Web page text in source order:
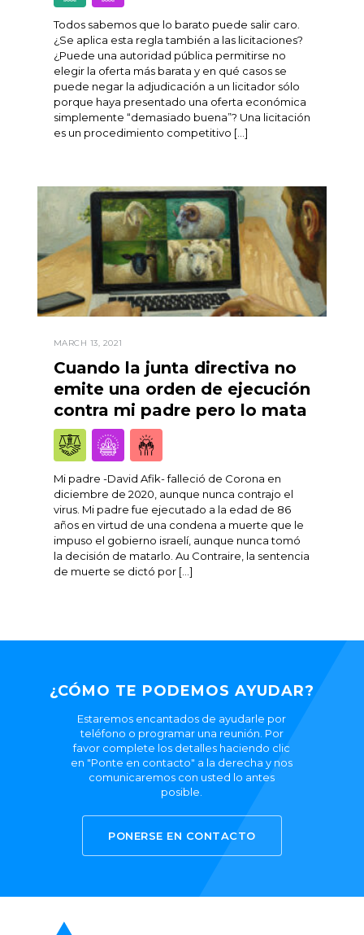
Todos sabemos que lo barato puede salir caro.
¿Se aplica esta regla también a las licitaciones?
¿Puede una autoridad pública permitirse no
elegir la oferta más barata y en qué casos se
puede negar la adjudicación a un licitador sólo
porque haya presentado una oferta económica
simplemente “demasiado buena”? Una licitación
es un procedimiento competitivo […]
MARCH 13, 2021
Cuando la junta directiva no
emite una orden de ejecución
contra mi padre pero lo mata
Mi padre -David Afik- falleció de Corona en
diciembre de 2020, aunque nunca contrajo el
virus. Mi padre fue ejecutado a la edad de 86
años en virtud de una condena a muerte que le
impuso el gobierno israelí, aunque nunca tomó
la decisión de matarlo. Au Contraire, la sentencia
de muerte se dictó por […]
¿CÓMO TE PODEMOS AYUDAR?
Estaremos encantados de ayudarle por
teléfono o programar una reunión. Por
favor complete los detalles haciendo clic
en "Ponte en contacto" a la derecha y nos
comunicaremos con usted lo antes
posible.
PONERSE EN CONTACTO